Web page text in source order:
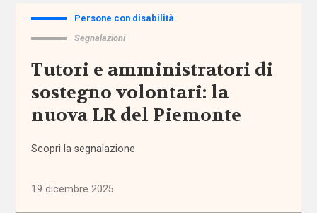
Inclusione
Assegno
Universale
familiari
Persone con disabilità
Segnalazioni
Tutori e amministratori di
sostegno volontari: la
nuova LR del Piemonte
Scopri la segnalazione
19 dicembre 2025